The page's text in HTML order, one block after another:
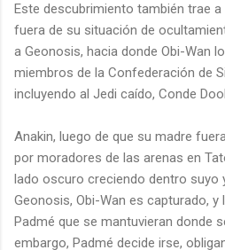
Este descubrimiento también trae
fuera de su situación de
a Geonosis, hacia donde Obi-Wan
miembros de la Confederación de
incluyendo al Jedi caído, Conde
Anakin, luego de que su madre
por moradores de las arenas en
lado oscuro creciendo dentro suyo
Geonosis, Obi-Wan es capturado,
Padmé que se mantuvieran donde
embargo, Padmé decide irse,